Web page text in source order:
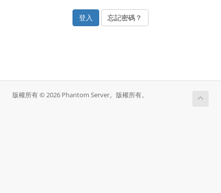
忘記密碼？
版權所有 © 2026 Phantom Server。版權所有。